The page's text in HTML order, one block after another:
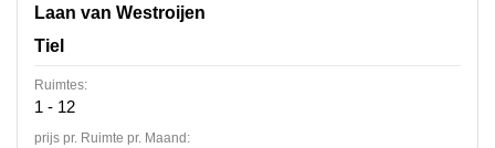
Laan van Westroijen 6, Tiel
Laan van Westroijen
Tiel
Ruimtes:
1 - 12
prijs pr. Ruimte pr. Maand: